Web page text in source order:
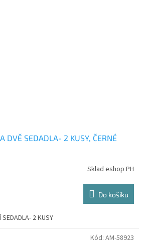
DVĚ SEDADLA- 2 KUSY, ČERNÉ
Sklad eshop PH
Do košíku
2 KUSY
Kód: AM-58923